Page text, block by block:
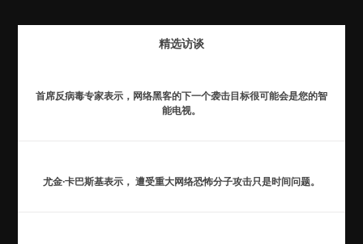
精选访谈
首席反病毒专家表示，网络黑客的下一个袭击目标很可能会是您的智
能电视。
尤金·卡巴斯基表示， 遭受重大网络恐怖分子攻击只是时间问题。